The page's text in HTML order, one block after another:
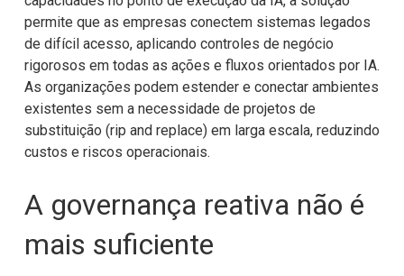
permite que as empresas conectem sistemas legados
de difícil acesso, aplicando controles de negócio
rigorosos em todas as ações e fluxos orientados por IA.
As organizações podem estender e conectar ambientes
existentes sem a necessidade de projetos de
substituição (rip and replace) em larga escala, reduzindo
custos e riscos operacionais.
A governança reativa não é
mais suficiente